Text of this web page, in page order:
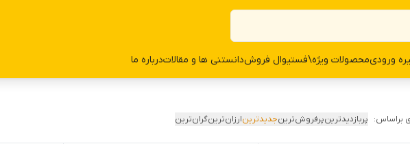
ورودیمحصولات وی‍‍‍ژه\فستیوال فروشدانستنی ها و مقالاتدرباره ما
براساس: پربازدیدترینپرفروش‌ترینجدیدترینارزان‌ترینگران‌ترین